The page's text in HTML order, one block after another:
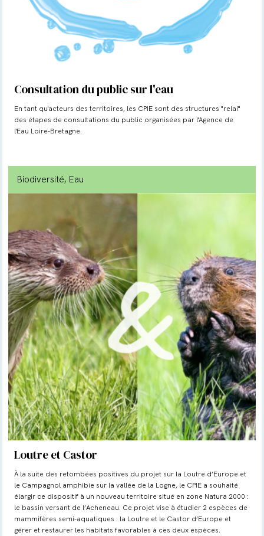
Consultation du public sur l'eau
En tant qu'acteurs des territoires, les CPIE sont des structures "relai"
des étapes de consultations du public organisées par l'Agence de
l'Eau Loire-Bretagne.
Biodiversité, Eau
Loutre et Castor
À la suite des retombées positives du projet sur la Loutre d’Europe et
le Campagnol amphibie sur la vallée de la Logne, le CPIE a souhaité
élargir ce dispositif à un nouveau territoire situé en zone Natura 2000 :
le bassin versant de l’Acheneau. Ce projet vise à étudier 2 espèces de
mammifères semi-aquatiques : la Loutre et le Castor d’Europe et
gérer et restaurer les habitats favorables à ces deux espèces.